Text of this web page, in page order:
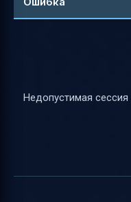
Недопустимая